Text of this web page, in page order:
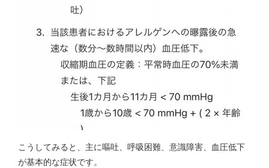
こうしてみると、主に嘔吐、呼吸困難、意識障害、血圧低下
が基本的な症状です。